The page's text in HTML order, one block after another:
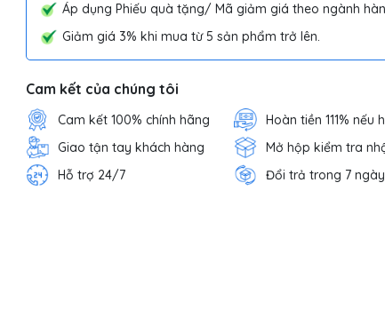
Áp dụng Phiếu quà tặng/ Mã giảm giá theo ngành
Giảm giá 3% khi mua từ 5 sản phẩm trở lên.
Cam kết của chúng tôi
Cam kết 100% chính hãng
Hoàn tiền 111% nếu
Giao tận tay khách hàng
Mở hộp kiểm tra
Hỗ trợ 24/7
Đổi trả trong 7 ngày